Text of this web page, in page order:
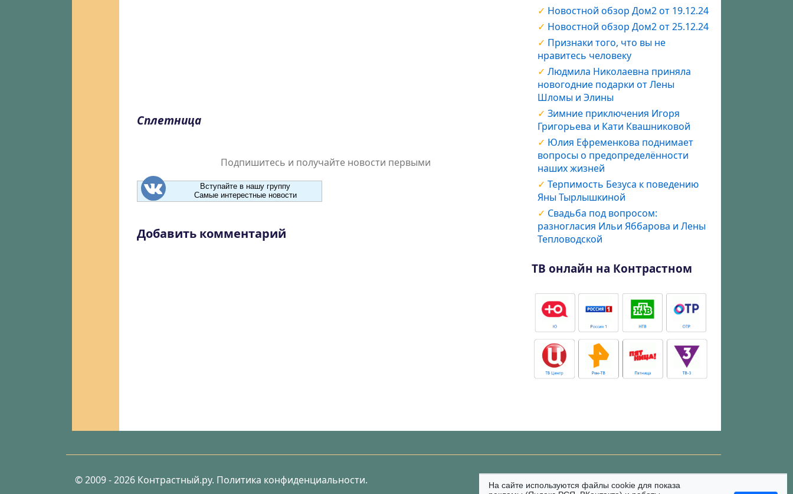
Сплетница
Подпишитесь и получайте новости первыми
Вступайте в нашу группу
Самые интерестные новости
Добавить комментарий
Новостной обзор Дом2 от 19.12.24
Новостной обзор Дом2 от 25.12.24
Признаки того, что вы не
нравитесь человеку
Людмила Николаевна приняла
новогодние подарки от Лены
Шломы и Элины
Зимние приключения Игоря
Григорьева и Кати Квашниковой
Юлия Ефременкова поднимает
вопросы о предопределённости
наших жизней
Терпимость Безуса к поведению
Яны Тырлышкиной
Свадьба под вопросом:
разногласия Ильи Яббарова и Лены
Тепловодской
ТВ онлайн на Контрастном
© 2009 - 2026 Контрастный.ру. Политика конфиденциальности.
На сайте используются файлы cookie для показа